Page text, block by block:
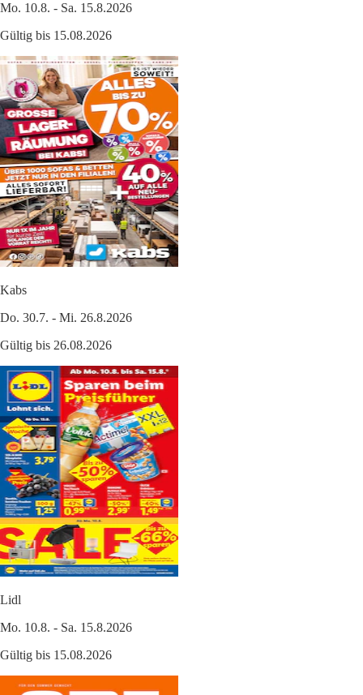
Mo. 10.8. - Sa. 15.8.2026
Gültig bis 15.08.2026
Kabs
Do. 30.7. - Mi. 26.8.2026
Gültig bis 26.08.2026
Lidl
Mo. 10.8. - Sa. 15.8.2026
Gültig bis 15.08.2026